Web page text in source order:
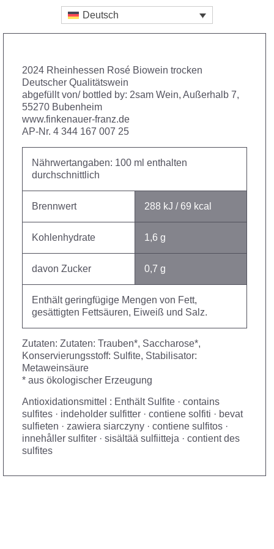
Deutsch
2024 Rheinhessen Rosé Biowein trocken
Deutscher Qualitätswein
abgefüllt von/ bottled by: 2sam Wein, Außerhalb 7,
55270 Bubenheim
www.finkenauer-franz.de
AP-Nr. 4 344 167 007 25
Nährwertangaben: 100 ml enthalten
durchschnittlich
Brennwert 288 kJ / 69 kcal
Kohlenhydrate 1,6 g
davon Zucker 0,7 g
Enthält geringfügige Mengen von Fett,
gesättigten Fettsäuren, Eiweiß und Salz.
Zutaten: Zutaten: Trauben*, Saccharose*,
Konservierungsstoff: Sulfite, Stabilisator:
Metaweinsäure
* aus ökologischer Erzeugung
Antioxidationsmittel : Enthält Sulfite · contains
sulfites · indeholder sulfitter · contiene solfiti · bevat
sulfieten · zawiera siarczyny · contiene sulfitos ·
innehåller sulfiter · sisältää sulfiitteja · contient des
sulfites